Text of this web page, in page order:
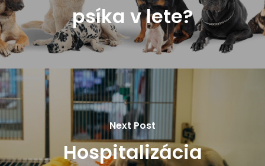
psíka v lete?
Next Post
Hospitalizácia